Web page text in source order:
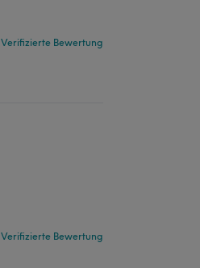
Verifizierte Bewertung
Verifizierte Bewertung